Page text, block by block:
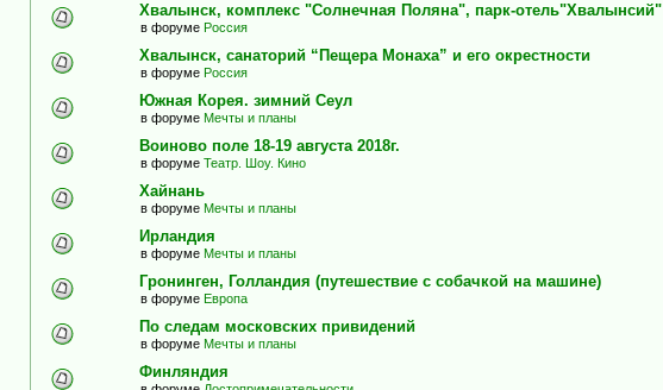
Хвалынск, комплекс "Солнечная Поляна", парк-отель"Хвалынсий"
в форуме Россия
Хвалынск, санаторий “Пещера Монаха” и его окрестности
в форуме Россия
Южная Корея. зимний Сеул
в форуме Мечты и планы
Воиново поле 18-19 августа 2018г.
в форуме Театр. Шоу. Кино
Хайнань
в форуме Мечты и планы
Ирландия
в форуме Мечты и планы
Гронинген, Голландия (путешествие с собачкой на машине)
в форуме Европа
По следам московских привидений
в форуме Мечты и планы
Финляндия